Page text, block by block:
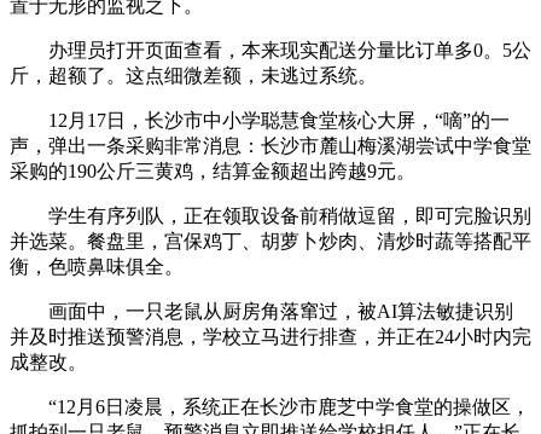
置于无形的监视之下。
办理员打开页面查看，本来现实配送分量比订单多0。5公
斤，超额了。这点细微差额，未逃过系统。
12月17日，长沙市中小学聪慧食堂核心大屏，“嘀”的一
声，弹出一条采购非常消息：长沙市麓山梅溪湖尝试中学食堂
采购的190公斤三黄鸡，结算金额超出跨越9元。
学生有序列队，正在领取设备前稍做逗留，即可完脸识别
并选菜。餐盘里，宫保鸡丁、胡萝卜炒肉、清炒时蔬等搭配平
衡，色喷鼻味俱全。
画面中，一只老鼠从厨房角落窜过，被AI算法敏捷识别
并及时推送预警消息，学校立马进行排查，并正在24小时内完
成整改。
“12月6日凌晨，系统正在长沙市鹿芝中学食堂的操做区，